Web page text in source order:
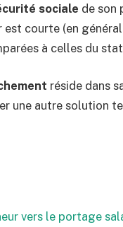
sociale de son
courte (en
à celles du
réside dans
une autre solution
vers le portage